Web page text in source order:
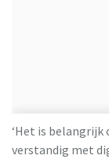
‘Het is
verstandig met